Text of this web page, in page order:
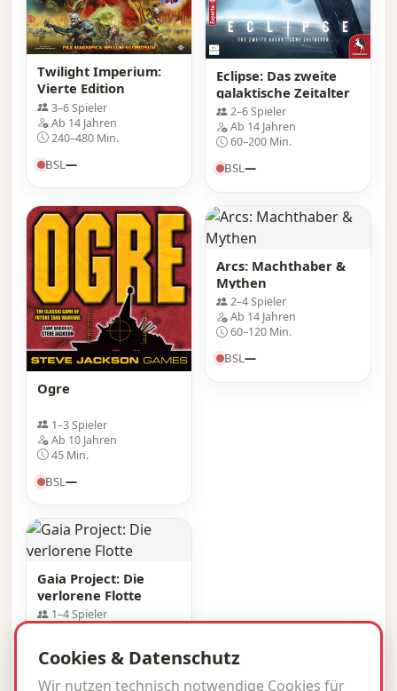
Twilight Imperium:
Vierte Edition
3–6 Spieler
Ab 14 Jahren
240–480 Min.
BSL —
Eclipse: Das zweite
galaktische Zeitalter
2–6 Spieler
Ab 14 Jahren
60–200 Min.
BSL—
Ogre
1–3 Spieler
Ab 10 Jahren
45 Min.
BSL—
Arcs: Machthaber &
Mythen
2–4 Spieler
Ab 14 Jahren
60–120 Min.
BSL—
Gaia Project: Die
verlorene Flotte
1–4 Spieler
Cookies & Datenschutz
Wir nutzen technisch notwendige Cookies für